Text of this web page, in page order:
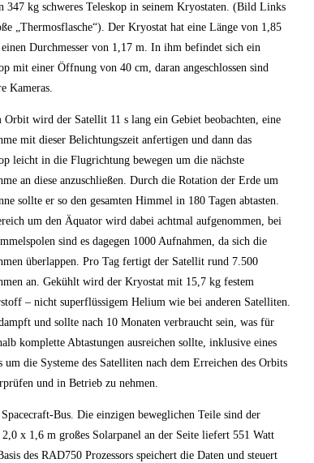
347 kg schweres Teleskop in seinem Kryostaten. (Bild Links
„Thermosflasche“). Der Kryostat hat eine Länge von 1,85
Durchmesser von 1,17 m. In ihm befindet sich ein
mit einer Öffnung von 40 cm, daran angeschlossen sind
Kameras.
Orbit wird der Satellit 11 s lang ein Gebiet beobachten, eine
mit dieser Belichtungszeit anfertigen und dann das
leicht in die Flugrichtung bewegen um die nächste
an diese anzuschließen. Durch die Rotation der Erde um
sollte er so den gesamten Himmel in 180 Tagen abtasten.
um den Äquator wird dabei achtmal aufgenommen, bei
sind es dagegen 1000 Aufnahmen, da sich die
überlappen. Pro Tag fertigt der Satellit rund 7.500
an. Gekühlt wird der Kryostat mit 15,7 kg festem
– nicht superflüssigem Helium wie bei anderen Satelliten.
und sollte nach 10 Monaten verbraucht sein, was für
komplette Abtastungen ausreichen sollte, inklusive eines
um die Systeme des Satelliten nach dem Erreichen des Orbits
und in Betrieb zu nehmen.
Bus. Die einzigen beweglichen Teile sind der
x 1,6 m großes Solarpanel an der Seite liefert 551 Watt
des RAD750 Prozessors speichert die Daten und steuert